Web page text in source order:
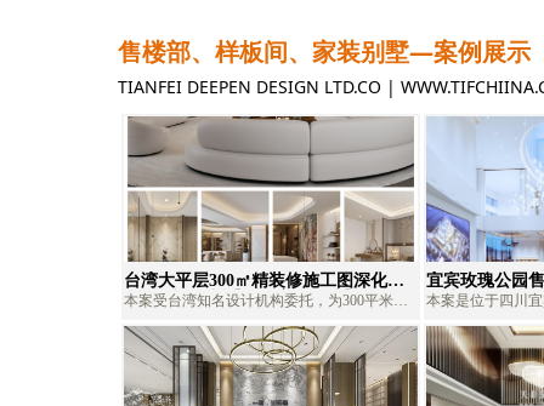
售楼部、样板间、家装别墅—案例展示
TIANFEI DEEPEN DESIGN LTD.CO |
台湾大平层300㎡精装修施工图深化项
目+机电设计-【每月案例精选】2025-05
本案受台湾知名设计机构委托，为300平米大
宅项目，深化周期25天，服务涵盖方案细节深
化、精装修施工图深化、机电设计等板块，采
用定制施工图标准服务。
宜宾玫瑰公园
形建筑）|精装
本案是位于四川
2700㎡，两个椭
盘区、休闲区、
二楼为行政办公